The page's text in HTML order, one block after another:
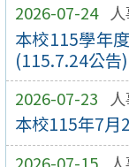
2026-07-24
本校115學年
(115.7.24公告)
2026-07-23
本校115年7月
2026-07-15